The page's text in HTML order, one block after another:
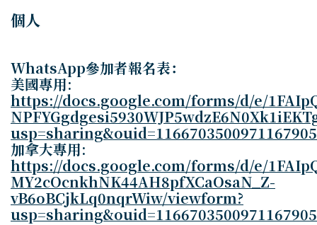
個人
WhatsApp參加者報名表：
美國專用:
https://docs.google.com/forms/d/e/
加拿大專用:
https://docs.google.com/forms/d/e/
MY2cOcnkhNK44AH8pfXCaOsaN_Z-
vB6oBCjkLq0nqrWiw/viewform?